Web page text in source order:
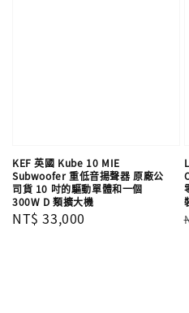
KEF 英國 Kube 10 MIE
Subwoofer 重低音揚聲器 原廠公
司貨 10 吋的驅動單體和一個
300W D 類擴大機
Regular
NT$ 33,000